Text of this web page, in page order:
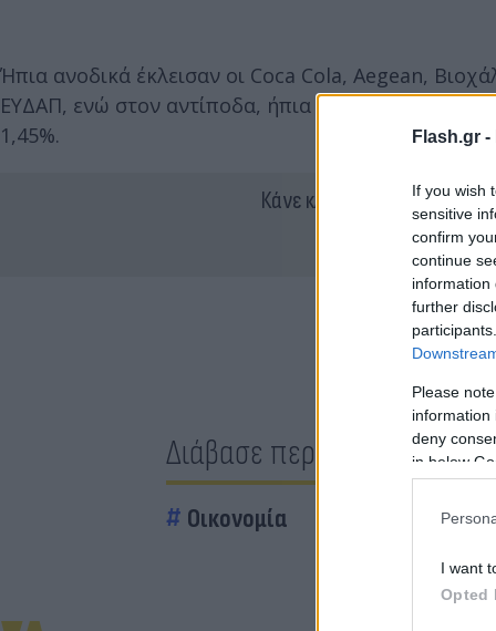
Flash.gr -
If you wish
sensitive
confirm
continue
information
further
Please
information
deny
in below
I want
Opted
Ήπια ανοδικά έκλεισαν οι Coca Cola, Aegean,
ΕΥΔΑΠ, ενώ στον αντίποδα, ήπια πτωτικά
1,45%.
Κάνε κλικ και δες
Διάβασε περισσότερα
Οικονομία